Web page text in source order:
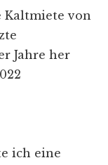
Kaltmiete von
Jahre her
ich eine